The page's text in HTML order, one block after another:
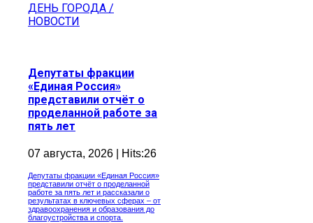
ДЕНЬ ГОРОДА /
НОВОСТИ
Депутаты фракции
«Единая Россия»
представили отчёт о
проделанной работе за
пять лет
07 августа, 2026 | Hits:26
Депутаты фракции «Единая Россия»
представили отчёт о проделанной
работе за пять лет и рассказали о
результатах в ключевых сферах – от
здравоохранения и образования до
благоустройства и спорта.